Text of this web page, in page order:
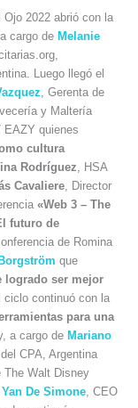
2022 abrió con la
a cargo de Melanie
Luego llegó el
, Gerenta de
y Maltería
EAZY quienes
cultura
Rodríguez, HSA
Cavaliere, Director
«Web 3 – The
futuro de
de Romina
que
logrado ser mejor
ciclo continuó con la
para una
a cargo de Mariano
CPA, Argentina
The Walt Disney
Yan De Simone, CEO